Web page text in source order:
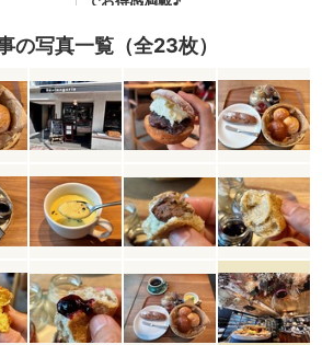
の写真一覧（全23枚）